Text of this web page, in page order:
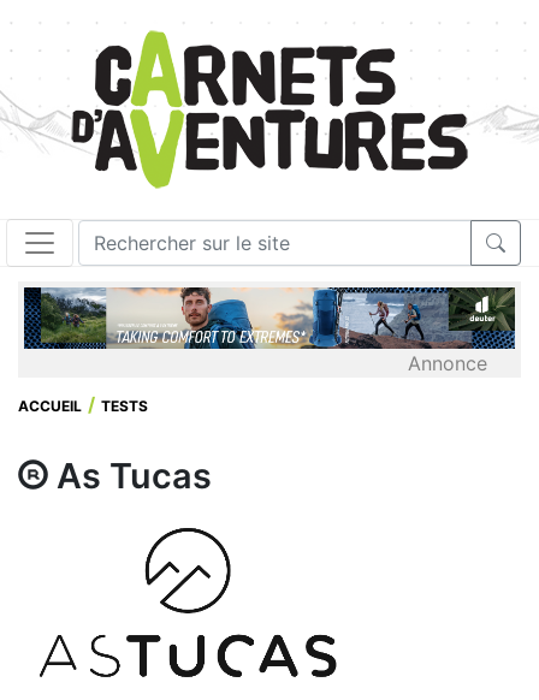
Annonce
ACCUEIL TESTS
As Tucas